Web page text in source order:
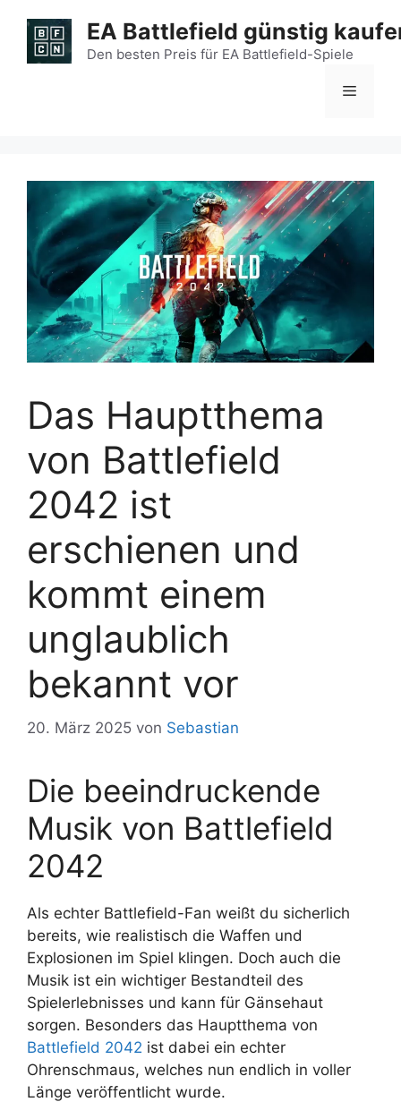
Inhalt
springen
EA Battlefield günstig
Den besten Preis für EA Battlefield-Spiele
Menü
Das Hauptthema
von Battlefield
2042 ist
erschienen und
kommt einem
unglaublich
bekannt vor
20. März 2025 von Sebastian
Die beeindruckende
Musik von Battlefield
2042
Als echter Battlefield-Fan weißt du sicherlich
bereits, wie realistisch die Waffen und
Explosionen im Spiel klingen. Doch auch die
Musik ist ein wichtiger Bestandteil des
Spielerlebnisses und kann für Gänsehaut
sorgen. Besonders das Hauptthema von
Battlefield 2042 ist dabei ein echter
Ohrenschmaus, welches nun endlich in voller
Länge veröffentlicht wurde.